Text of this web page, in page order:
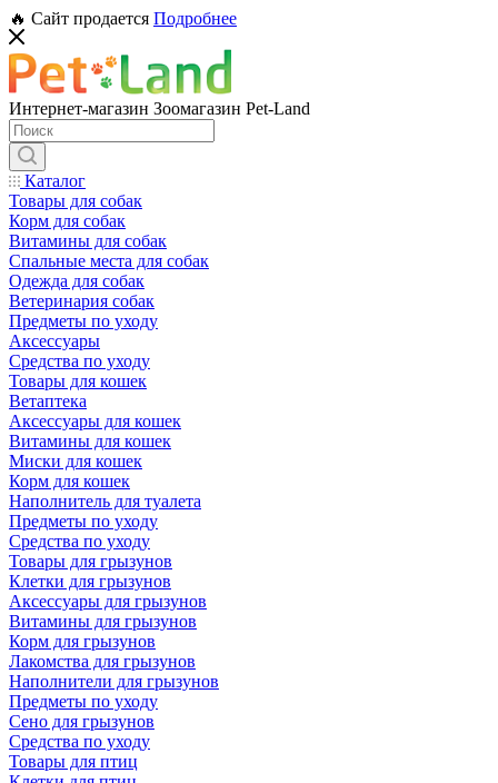
🔥 Сайт продается Подробнее
Интернет-магазин Зоомагазин Pet-Land
Каталог
Товары для собак
Корм для собак
Витамины для собак
Спальные места для собак
Одежда для собак
Ветеринария собак
Предметы по уходу
Аксессуары
Средства по уходу
Товары для кошек
Ветаптека
Аксессуары для кошек
Витамины для кошек
Миски для кошек
Корм для кошек
Наполнитель для туалета
Предметы по уходу
Средства по уходу
Товары для грызунов
Клетки для грызунов
Аксессуары для грызунов
Витамины для грызунов
Корм для грызунов
Лакомства для грызунов
Наполнители для грызунов
Предметы по уходу
Сено для грызунов
Средства по уходу
Товары для птиц